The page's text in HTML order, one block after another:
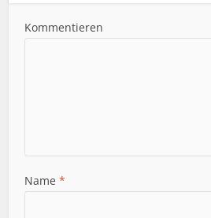
Kommentieren
Name*